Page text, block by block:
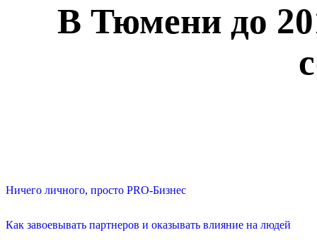
В Тюмени до
Ничего личного, просто PRO-Бизнес
Как завоевывать партнеров и оказывать влияние на людей